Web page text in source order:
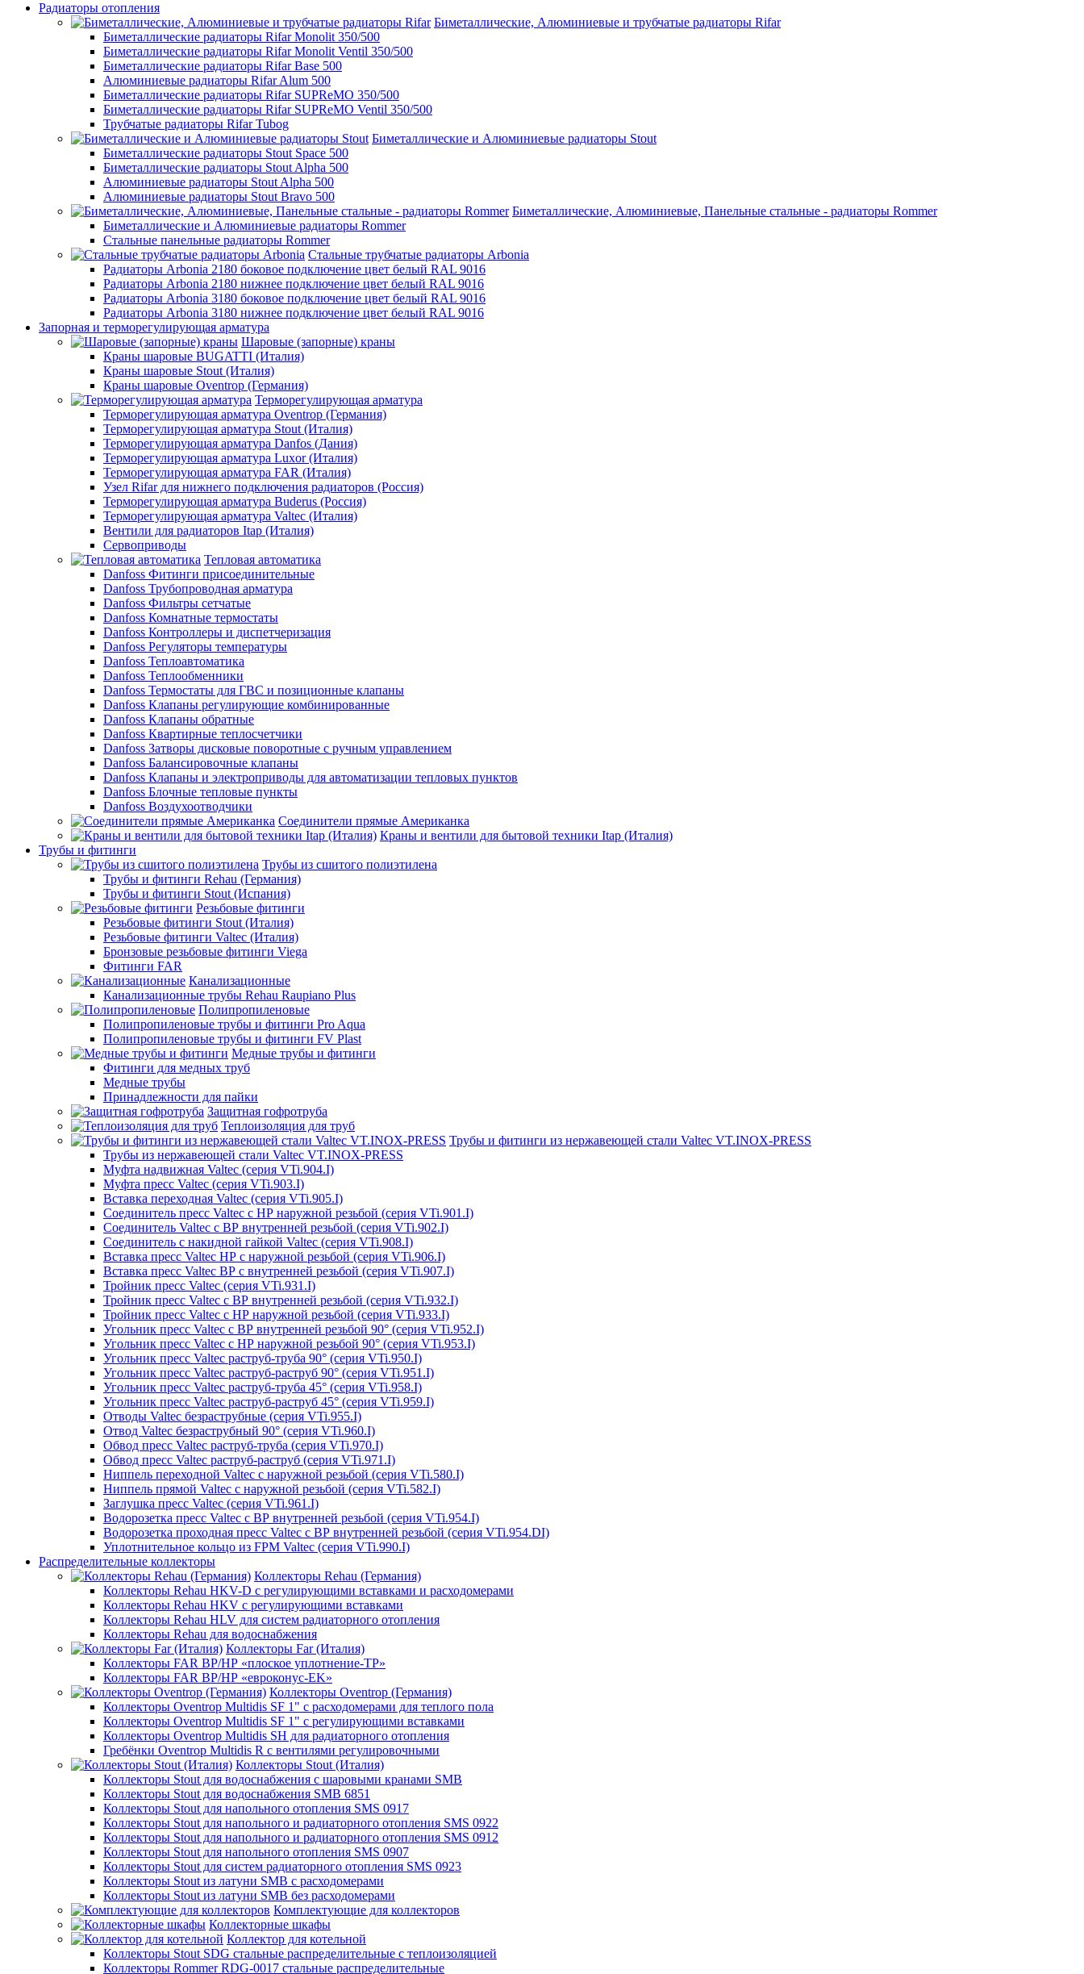
Радиаторы отопления
Биметаллические, Алюминиевые и трубчатые радиаторы Rifar
Биметаллические радиаторы Rifar Monolit 350/500
Биметаллические радиаторы Rifar Monolit Ventil 350/500
Биметаллические радиаторы Rifar Base 500
Алюминиевые радиаторы Rifar Alum 500
Биметаллические радиаторы Rifar SUPReMO 350/500
Биметаллические радиаторы Rifar SUPReMO Ventil 350/500
Трубчатые радиаторы Rifar Tubog
Биметаллические и Алюминиевые радиаторы Stout
Биметаллические радиаторы Stout Space 500
Биметаллические радиаторы Stout Alpha 500
Алюминиевые радиаторы Stout Alpha 500
Алюминиевые радиаторы Stout Bravo 500
Биметаллические, Алюминиевые, Панельные стальные - радиаторы Rommer
Биметаллические и Алюминиевые радиаторы Rommer
Стальные панельные радиаторы Rommer
Стальные трубчатые радиаторы Arbonia
Радиаторы Arbonia 2180 боковое подключение цвет белый RAL 9016
Радиаторы Arbonia 2180 нижнее подключение цвет белый RAL 9016
Радиаторы Arbonia 3180 боковое подключение цвет белый RAL 9016
Радиаторы Arbonia 3180 нижнее подключение цвет белый RAL 9016
Запорная и терморегулирующая арматура
Шаровые (запорные) краны
Краны шаровые BUGATTI (Италия)
Краны шаровые Stout (Италия)
Краны шаровые Oventrop (Германия)
Терморегулирующая арматура
Терморегулирующая арматура Oventrop (Германия)
Терморегулирующая арматура Stout (Италия)
Терморегулирующая арматура Danfos (Дания)
Терморегулирующая арматура Luxor (Италия)
Терморегулирующая арматура FAR (Италия)
Узел Rifar для нижнего подключения радиаторов (Россия)
Терморегулирующая арматура Buderus (Россия)
Терморегулирующая арматура Valtec (Италия)
Вентили для радиаторов Itap (Италия)
Сервоприводы
Тепловая автоматика
Danfoss Фитинги присоединительные
Danfoss Трубопроводная арматура
Danfoss Фильтры сетчатые
Danfoss Комнатные термостаты
Danfoss Контроллеры и диспетчеризация
Danfoss Регуляторы температуры
Danfoss Теплоавтоматика
Danfoss Теплообменники
Danfoss Термостаты для ГВС и позиционные клапаны
Danfoss Клапаны регулирующие комбинированные
Danfoss Клапаны обратные
Danfoss Квартирные теплосчетчики
Danfoss Затворы дисковые поворотные с ручным управлением
Danfoss Балансировочные клапаны
Danfoss Клапаны и электроприводы для автоматизации тепловых пунктов
Danfoss Блочные тепловые пункты
Danfoss Воздухоотводчики
Соединители прямые Американка
Краны и вентили для бытовой техники Itap (Италия)
Трубы и фитинги
Трубы из сшитого полиэтилена
Трубы и фитинги Rehau (Германия)
Трубы и фитинги Stout (Испания)
Резьбовые фитинги
Резьбовые фитинги Stout (Италия)
Резьбовые фитинги Valtec (Италия)
Бронзовые резьбовые фитинги Viega
Фитинги FAR
Канализационные
Канализационные трубы Rehau Raupiano Plus
Полипропиленовые
Полипропиленовые трубы и фитинги Pro Aqua
Полипропиленовые трубы и фитинги FV Plast
Медные трубы и фитинги
Фитинги для медных труб
Медные трубы
Принадлежности для пайки
Защитная гофротруба
Теплоизоляция для труб
Трубы и фитинги из нержавеющей стали Valtec VT.INOX-PRESS
Трубы из нержавеющей стали Valtec VT.INOX-PRESS
Муфта надвижная Valtec (серия VTi.904.I)
Муфта пресс Valtec (серия VTi.903.I)
Вставка переходная Valtec (серия VTi.905.I)
Соединитель пресс Valtec с НР наружной резьбой (серия VTi.901.I)
Соединитель Valtec с ВР внутренней резьбой (серия VTi.902.I)
Соединитель с накидной гайкой Valtec (серия VTi.908.I)
Вставка пресс Valtec НР с наружной резьбой (серия VTi.906.I)
Вставка пресс Valtec ВР с внутренней резьбой (серия VTi.907.I)
Тройник пресс Valtec (серия VTi.931.I)
Тройник пресс Valtec с ВР внутренней резьбой (серия VTi.932.I)
Тройник пресс Valtec с НР наружной резьбой (серия VTi.933.I)
Угольник пресс Valtec с ВР внутренней резьбой 90° (серия VTi.952.I)
Угольник пресс Valtec с НР наружной резьбой 90° (серия VTi.953.I)
Угольник пресс Valtec раструб-труба 90° (серия VTi.950.I)
Угольник пресс Valtec раструб-раструб 90° (серия VTi.951.I)
Угольник пресс Valtec раструб-труба 45° (серия VTi.958.I)
Угольник пресс Valtec раструб-раструб 45° (серия VTi.959.I)
Отводы Valtec безраструбные (серия VTi.955.I)
Отвод Valtec безраструбный 90° (серия VTi.960.I)
Обвод пресс Valtec раструб-труба (серия VTi.970.I)
Обвод пресс Valtec раструб-раструб (серия VTi.971.I)
Ниппель переходной Valtec с наружной резьбой (серия VTi.580.I)
Ниппель прямой Valtec с наружной резьбой (серия VTi.582.I)
Заглушка пресс Valtec (серия VTi.961.I)
Водорозетка пресс Valtec с ВР внутренней резьбой (серия VTi.954.I)
Водорозетка проходная пресс Valtec с ВР внутренней резьбой (серия VTi.954.DI)
Уплотнительное кольцо из FPM Valtec (серия VTi.990.I)
Распределительные коллекторы
Коллекторы Rehau (Германия)
Коллекторы Rehau HKV-D с регулирующими вставками и расходомерами
Коллекторы Rehau HKV с регулирующими вставками
Коллекторы Rehau HLV для систем радиаторного отопления
Коллекторы Rehau для водоснабжения
Коллекторы Far (Италия)
Коллекторы FAR ВР/НР «плоское уплотнение-TP»
Коллекторы FAR ВР/НР «евроконус-EK»
Коллекторы Oventrop (Германия)
Коллекторы Oventrop Multidis SF 1" с расходомерами для теплого пола
Коллекторы Oventrop Multidis SF 1" с регулирующими вставками
Коллекторы Oventrop Multidis SH для радиаторного отопления
Гребёнки Oventrop Multidis R с вентилями регулировочными
Коллекторы Stout (Италия)
Коллекторы Stout для водоснабжения с шаровыми кранами SMB
Коллекторы Stout для водоснабжения SMB 6851
Коллекторы Stout для напольного отопления SMS 0917
Коллекторы Stout для напольного и радиаторного отопления SMS 0922
Коллекторы Stout для напольного и радиаторного отопления SMS 0912
Коллекторы Stout для напольного отопления SMS 0907
Коллекторы Stout для систем радиаторного отопления SMS 0923
Коллекторы Stout из латуни SMB с расходомерами
Коллекторы Stout из латуни SMB без расходомерами
Комплектующие для коллекторов
Коллекторные шкафы
Коллектор для котельной
Коллекторы Stout SDG стальные распределительные с теплоизоляцией
Коллекторы Rommer RDG-0017 стальные распределительные